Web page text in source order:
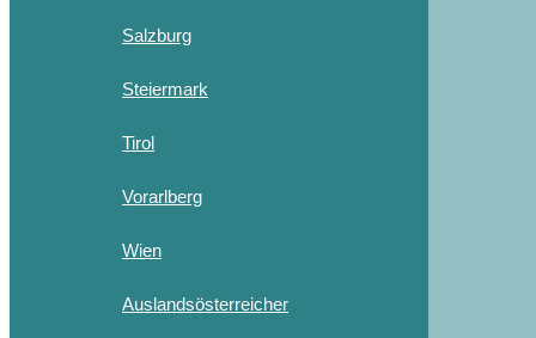
Salzburg
Steiermark
Tirol
Vorarlberg
Wien
Auslandsösterreicher